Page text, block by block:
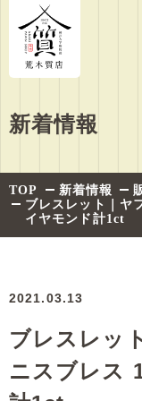
新着情報
TOP 新着情報
ブレスレット｜ヤ
イヤモンド計1ct
2021.03.13
ブレスレッ
ニスブレス